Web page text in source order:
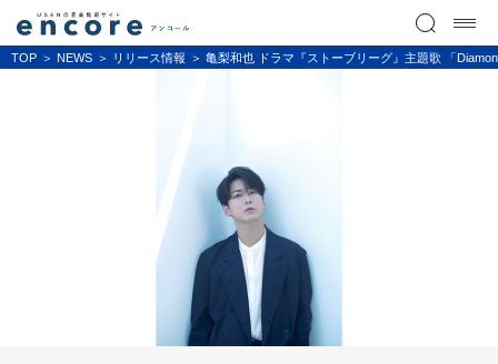
TOP NEWS リリース情報 亀梨和也 ドラマ『ストーブリーグ』主題歌 「